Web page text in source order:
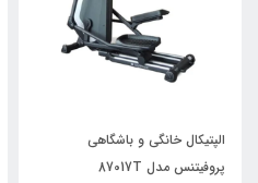
الپتیکال خان​​​​گی و باشگاهی
پروفیتنس مدل 87017T